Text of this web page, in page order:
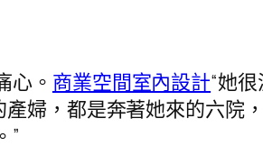
心。 商業空間室內設計“她
婦，都是奔著她來的六院
”